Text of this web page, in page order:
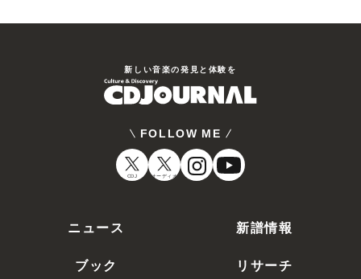
新しい⾳楽の発⾒と体験を
FOLLOW ME
CDJ オーディオ
ニュース
新譜情報
ブック
リサーチ